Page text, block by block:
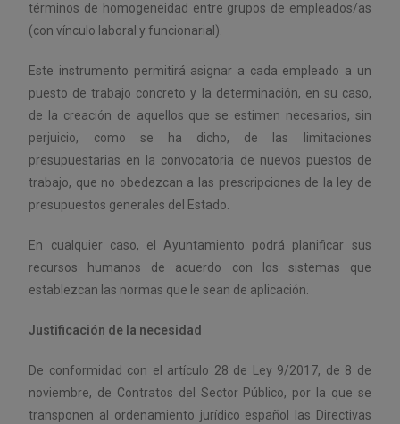
términos de homogeneidad entre grupos de empleados/as
(con vínculo laboral y funcionarial).
Este instrumento permitirá asignar a cada empleado a un
puesto de trabajo concreto y la determinación, en su caso,
de la creación de aquellos que se estimen necesarios, sin
perjuicio, como se ha dicho, de las limitaciones
presupuestarias en la convocatoria de nuevos puestos de
trabajo, que no obedezcan a las prescripciones de la ley de
presupuestos generales del Estado.
En cualquier caso, el Ayuntamiento podrá planificar sus
recursos humanos de acuerdo con los sistemas que
establezcan las normas que le sean de aplicación.
Justificación de la necesidad
De conformidad con el artículo 28 de Ley 9/2017, de 8 de
noviembre, de Contratos del Sector Público, por la que se
transponen al ordenamiento jurídico español las Directivas